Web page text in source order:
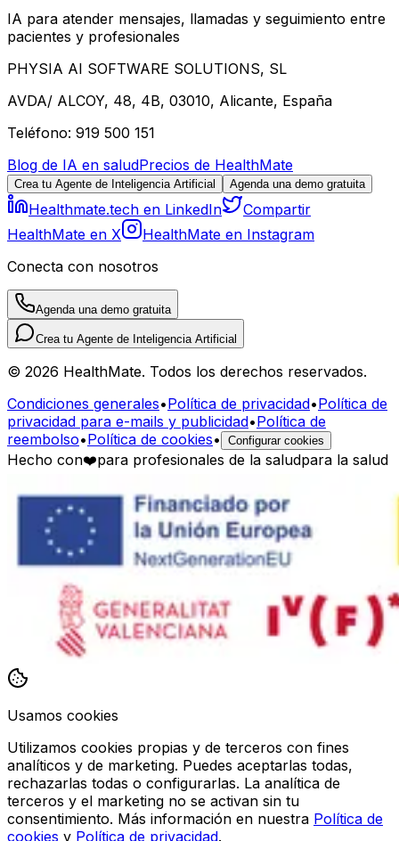
IA para atender mensajes, llamadas y seguimiento entre
pacientes y profesionales
PHYSIA AI SOFTWARE SOLUTIONS, SL
AVDA/ ALCOY, 48, 4B, 03010, Alicante, España
Teléfono: 919 500 151
Blog de IA en saludPrecios de HealthMate
Crea tu Agente de Inteligencia Artificial Agenda una demo gratuita
Healthmate.tech en LinkedIn
Compartir
HealthMate en X
HealthMate en Instagram
Conecta con nosotros
Agenda una demo gratuita
Crea tu Agente de Inteligencia Artificial
© 2026 HealthMate. Todos los derechos reservados.
Condiciones generales•Política de privacidad•Política de
privacidad para e-mails y publicidad•Política de
reembolso•Política de cookies• Configurar cookies
Hecho con❤️para profesionales de la saludpara la salud
Usamos cookies
Utilizamos cookies propias y de terceros con fines
analíticos y de marketing. Puedes aceptarlas todas,
rechazarlas todas o configurarlas. La analítica de
terceros y el marketing no se activan sin tu
consentimiento. Más información en nuestra Política de
cookies y Política de privacidad.